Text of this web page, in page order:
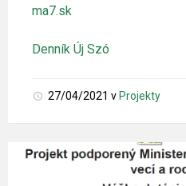
ma7.sk
Denník Új Szó
27/04/2021 v Projekty